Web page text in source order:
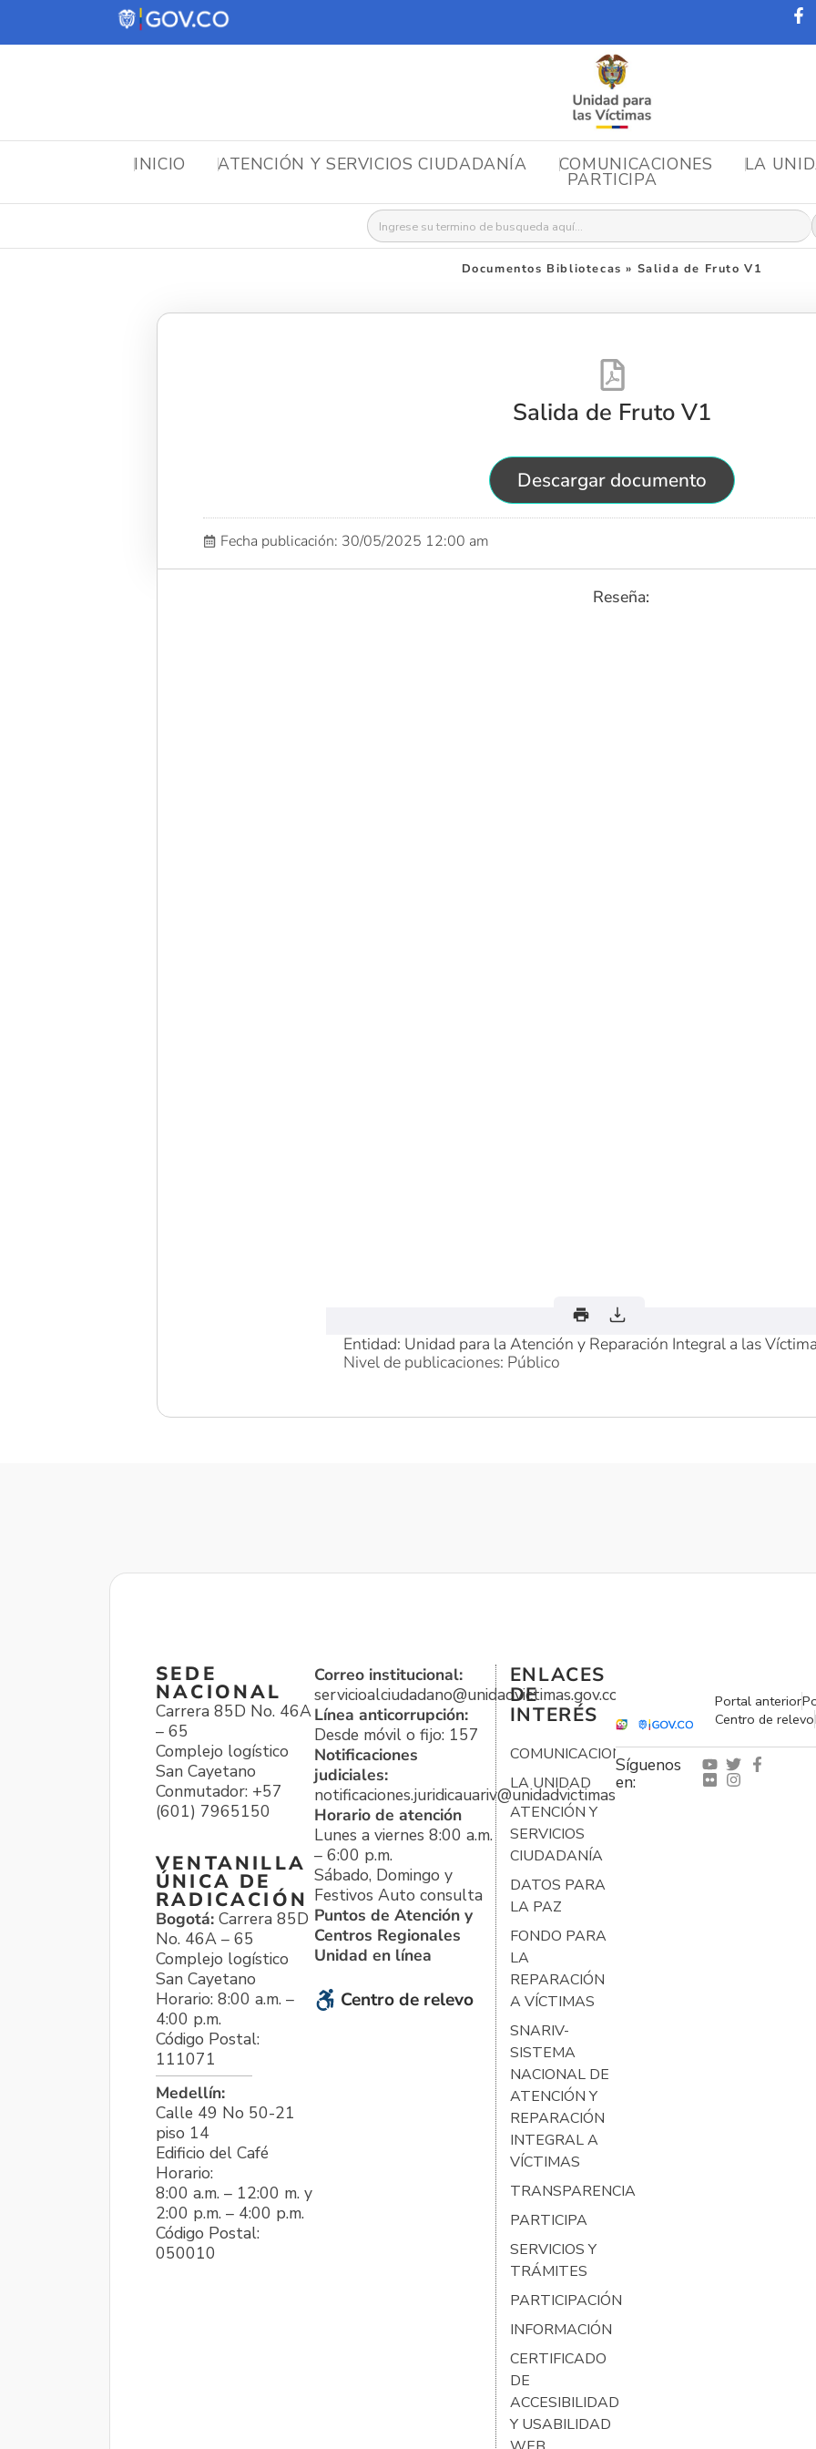
INICIO ATENCIÓN Y SERVICIOS CIUDADANÍA COMUNICACIONES LA
PARTICIPA
Buscar:
Documentos Bibliotecas » Salida de Fruto V1
Salida de Fruto V1
Descargar documento
Fecha publicación: 30/05/2025 12:00 am
Reseña:
Entidad: Unidad para la Atención y Reparación Integral a las
Nivel de publicaciones: Público
SEDE
NACIONAL
Carrera 85D No. 46A
– 65
Complejo logístico
San Cayetano
Conmutador: +57
(601) 7965150
VENTANILLA
ÚNICA DE
RADICACIÓN
Bogotá: Carrera 85D
No. 46A – 65
Complejo logístico
San Cayetano
Horario: 8:00 a.m. –
4:00 p.m.
Código Postal:
111071
Medellín:
Calle 49 No 50-21
piso 14
Edificio del Café
Horario:
8:00 a.m. – 12:00 m. y
2:00 p.m. – 4:00 p.m.
Código Postal:
050010
Correo institucional:
servicioalciudadano@unidadvictimas.gov.co
Línea anticorrupción:
Desde móvil o fijo: 157
Notificaciones
judiciales:
notificaciones.juridicauariv@unidadvictimas.gov.co
Horario de atención
Lunes a viernes 8:00 a.m.
– 6:00 p.m.
Sábado, Domingo y
Festivos Auto consulta
Puntos de Atención y
Centros Regionales
Unidad en línea
Centro de relevo
ENLACES
DE
INTERÉS
COMUNICACIONES
LA UNIDAD
ATENCIÓN Y
SERVICIOS
CIUDADANÍA
DATOS PARA
LA PAZ
FONDO PARA
LA
REPARACIÓN
A VÍCTIMAS
SNARIV-
SISTEMA
NACIONAL DE
ATENCIÓN Y
REPARACIÓN
INTEGRAL A
VÍCTIMAS
TRANSPARENCIA
PARTICIPA
SERVICIOS Y
TRÁMITES
PARTICIPACIÓN
INFORMACIÓN
CERTIFICADO
DE
ACCESIBILIDAD
Y USABILIDAD
Portal anterior
Centro de relevo
Síguenos
en: